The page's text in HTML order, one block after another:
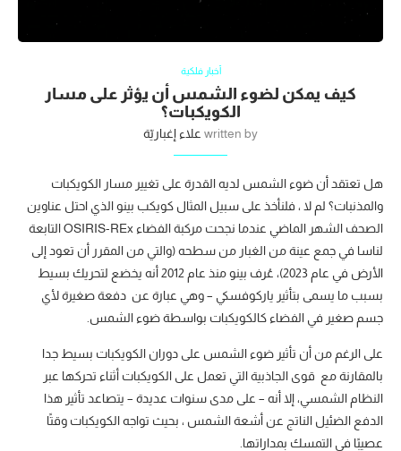
أخبار فلكية
كيف يمكن لضوء الشمس أن يؤثر على مسار
الكويكبات؟
written by علاء إغباريّة
هل تعتقد أن ضوء الشمس لديه القدرة على تغيير مسار الكويكبات
والمذنبات؟ لم لا ، فلنأخذ على سبيل المثال كويكب بينو الذي احتل عناوين
الصحف الشهر الماضي عندما نجحت مركبة الفضاء OSIRIS-REx التابعة
لناسا في جمع عينة من الغبار من سطحه (والتي من المقرر أن تعود إلى
الأرض في عام 2023)، عُرف بينو منذ عام 2012 أنه يخضع لتحريك بسيط
بسبب ما يسمى بتأثير ياركوفسكي – وهي عبارة عن دفعة صغيرة لأي
جسم صغير في الفضاء كالكويكبات بواسطة ضوء الشمس.
على الرغم من أن تأثير ضوء الشمس على دوران الكويكبات بسيط جدا
بالمقارنة مع قوى الجاذبية التي تعمل على الكويكبات أثناء تحركها عبر
النظام الشمسي، إلا أنه – على مدى سنوات عديدة – يتصاعد تأثير هذا
الدفع الضئيل الناتج عن أشعة الشمس ، بحيث تواجه الكويكبات وقتًا
عصيبًا في التمسك بمداراتها.